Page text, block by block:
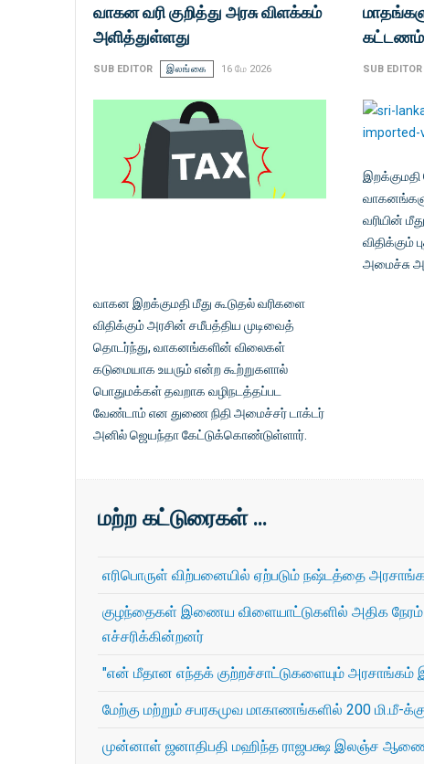
வாகன வரி குறித்து அரசு விளக்கம்
அளித்துள்ளது
SUB EDITOR இலங்கை 16 மே 2026
வாகன இறக்குமதி மீது கூடுதல் வரிகளை
விதிக்கும் அரசின் சமீபத்திய முடிவைத்
தொடர்ந்து, வாகனங்களின் விலைகள்
கடுமையாக உயரும் என்ற கூற்றுகளால்
பொதுமக்கள் தவறாக வழிநடத்தப்பட
வேண்டாம் என துணை நிதி அமைச்சர் டாக்டர்
அனில் ஜெயந்தா கேட்டுக்கொண்டுள்ளார்.
கட்டணம்
SUB EDITOR
வரியின்
விதிக்கும்
அமைச்சு
மற்ற கட்டுரைகள் …
எரிபொருள் விற்பனையில் ஏற்படும் நஷ்டத்தை
குழந்தைகள் இணைய விளையாட்டுகளில் அதிக நேரம்
எச்சரிக்கின்றனர்
"என் மீதான எந்தக் குற்றச்சாட்டுகளையும் அரசாங்கம்
மேற்கு மற்றும் சபரகமுவ மாகாணங்களில் 200 மி.மீ-
முன்னாள் ஜனாதிபதி மஹிந்த ராஜபக்ஷ இலஞ்ச